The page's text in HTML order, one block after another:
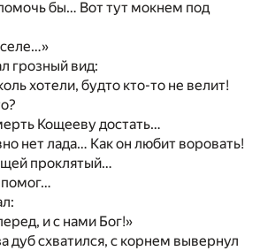
бы… Вот тут мокнем под
грозный вид:
хотели, будто кто-то не велит!
Кощееву достать…
нет лада… Как он любит воровать!
проклятый…
и с нами Бог!»
дуб схватился, с корнем вывернул